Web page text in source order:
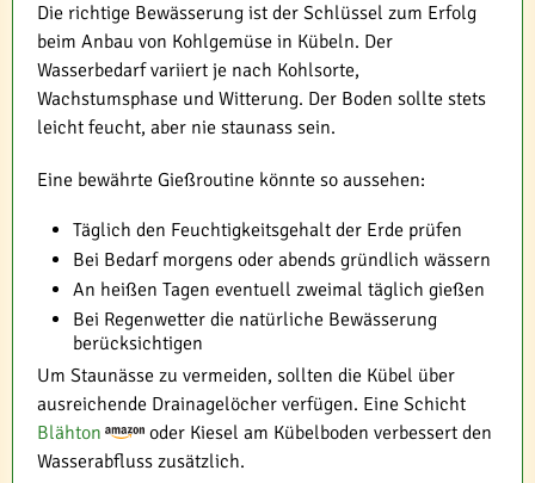
Die richtige Bewässerung ist der Schlüssel zum Erfolg
beim Anbau von Kohlgemüse in Kübeln. Der
Wasserbedarf variiert je nach Kohlsorte,
Wachstumsphase und Witterung. Der Boden sollte stets
leicht feucht, aber nie staunass sein.
Eine bewährte Gießroutine könnte so aussehen:
Täglich den Feuchtigkeitsgehalt der Erde prüfen
Bei Bedarf morgens oder abends gründlich wässern
An heißen Tagen eventuell zweimal täglich gießen
Bei Regenwetter die natürliche Bewässerung
berücksichtigen
Um Staunässe zu vermeiden, sollten die Kübel über
ausreichende Drainagelöcher verfügen. Eine Schicht
Blähton
oder Kiesel am Kübelboden verbessert den
Wasserabfluss zusätzlich.